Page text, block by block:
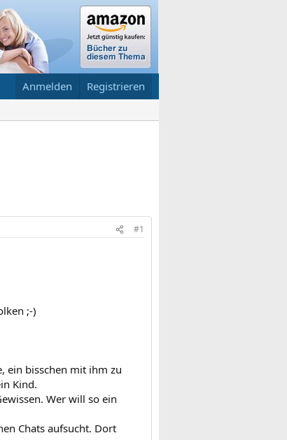
Anmelden Registrieren
#1
;-)
ein bisschen mit ihm zu
Kind.
Wer will so ein
Chats aufsucht. Dort